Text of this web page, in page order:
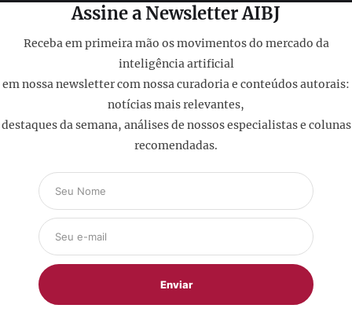
Assine a Newsletter AIBJ
Receba em primeira mão os movimentos do mercado da
inteligência artificial
em nossa newsletter com nossa curadoria e conteúdos autorais:
notícias mais relevantes,
destaques da semana, análises de nossos especialistas e colunas
recomendadas.